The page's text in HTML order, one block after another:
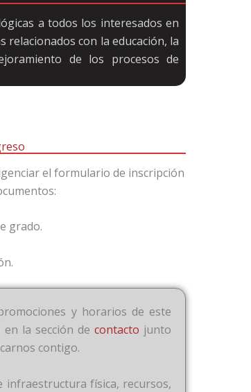
a todos los interesados en
con la educación, la
de los procesos de
el formulario de inscripción
grado.
y horarios de este
en la sección decontacto junto
contigo.
infraestructura física, recursos,